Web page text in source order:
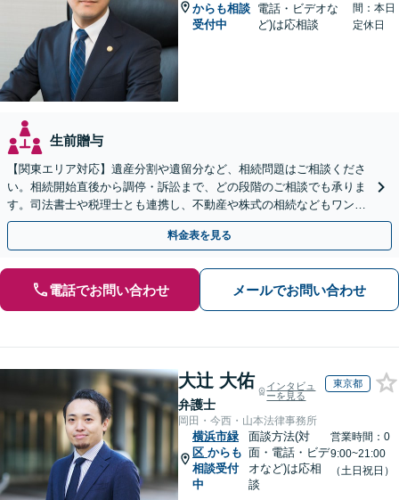
からも相談
受付中
電話・ビデオな
ど)は応相談
間：本日
定休日
生前贈与
【関東エリア対応】遺産分割や遺留分など、相続問題はご相談くださ
い。相続開始直後から調停・訴訟まで、どの段階のご相談でも承りま
す。司法書士や税理士とも連携し、不動産や株式の相続などもワンス
トップで対応可能。遺言書作成や事業承継のご相談にも対応
料金表を見る
電話でお問い合わせ メールでお問い合わせ
大辻 大佑
弁護士
インタビュ
ーを見る
東京都
岡田・今西・山本法律事務所
横浜市緑
区 からも
相談受付
中
面談方法(対
面・電話・ビデ
オなど)は応相
談
営業時間：0
9:00~21:00
（土日祝日）